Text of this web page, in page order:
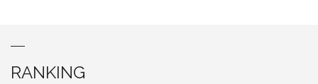
RANKING